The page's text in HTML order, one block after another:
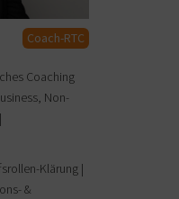
Coach-RTC
Coaching
Non-
Klärung |
&